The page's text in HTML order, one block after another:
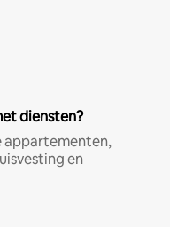
diensten?
appartementen,
en